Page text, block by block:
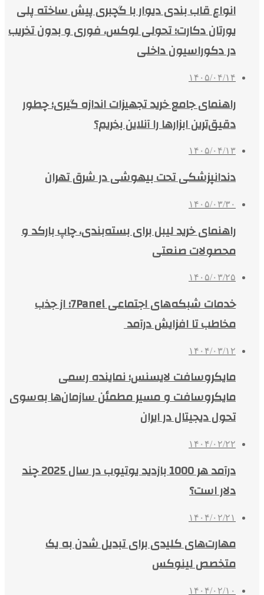
انواع قاب بندی دیوار با گچبری پیش ساخته پلی
یورتان دکارت؛ تحولی لوکس، فوری و بدون تخریب
در دکوراسیون داخلی
۱۴۰۵/۰۴/۱۴
راهنمای جامع خرید تجهیزات اندازه گیری؛ چطور
دقیق‌ترین ابزارها را آنلاین بخریم؟
۱۴۰۵/۰۴/۱۳
دندانپزشکی تحت بیهوشی در شرق تهران
۱۴۰۵/۰۳/۳۰
راهنمای خرید لیبل برای بسته‌بندی، چاپ بارکد و
محصولات صنعتی
۱۴۰۵/۰۳/۲۵
خدمات شبکه‌های اجتماعی 7Panel؛ از جذب
مخاطب تا افزایش درآمد
۱۴۰۴/۰۳/۱۲
مایکروسافت لایسنس؛ نماینده رسمی
مایکروسافت و مسیر مطمئن سازمان‌ها به‌سوی
تحول دیجیتال در ایران
۱۴۰۴/۰۲/۲۲
درآمد هر 1000 بازدید یوتیوب در سال 2025 چند
دلار است؟
۱۴۰۴/۰۲/۲۱
مهارت‌های کلیدی برای تبدیل شدن به یک
متخصص لینوکس
۱۴۰۴/۰۲/۱۰